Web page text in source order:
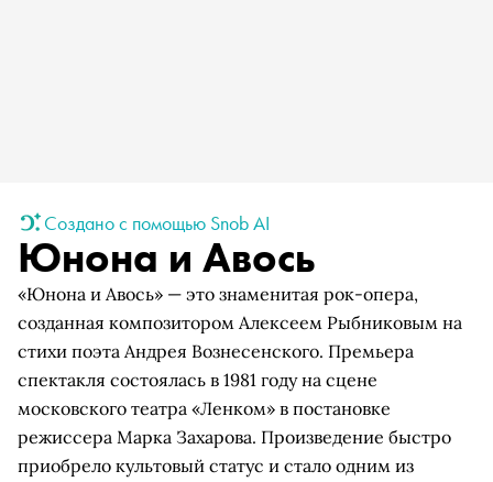
Создано с помощью Snob AI
Юнона и Авось
«Юнона и Авось» — это знаменитая рок-опера,
созданная композитором Алексеем Рыбниковым на
стихи поэта Андрея Вознесенского. Премьера
спектакля состоялась в 1981 году на сцене
московского театра «Ленком» в постановке
режиссера Марка Захарова. Произведение быстро
приобрело культовый статус и стало одним из